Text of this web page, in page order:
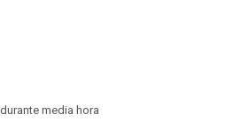
media hora